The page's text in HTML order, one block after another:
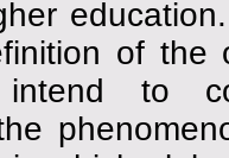
of the
to